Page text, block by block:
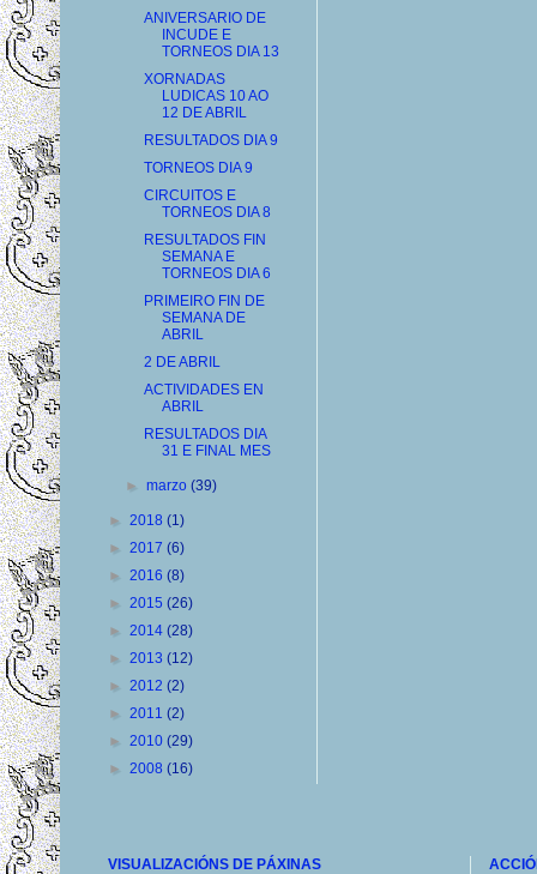
ANIVERSARIO DE
INCUDE E
TORNEOS DIA 13
XORNADAS
LUDICAS 10 AO
12 DE ABRIL
RESULTADOS DIA 9
TORNEOS DIA 9
CIRCUITOS E
TORNEOS DIA 8
RESULTADOS FIN
SEMANA E
TORNEOS DIA 6
PRIMEIRO FIN DE
SEMANA DE
ABRIL
2 DE ABRIL
ACTIVIDADES EN
ABRIL
RESULTADOS DIA
31 E FINAL MES
►marzo(39)
► 2018 (1)
► 2017 (6)
► 2016 (8)
► 2015 (26)
► 2014 (28)
► 2013 (12)
► 2012 (2)
► 2011 (2)
► 2010 (29)
► 2008 (16)
VISUALIZACIÓNS DE PÁXINAS